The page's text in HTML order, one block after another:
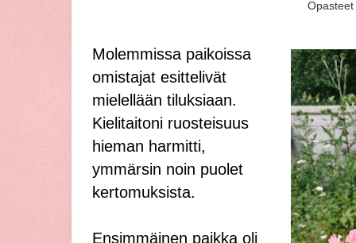
Molemmissa paikoissa
omistajat esittelivät
mielellään tiluksiaan.
Kielitaitoni ruosteisuus
hieman harmitti,
ymmärsin noin puolet
kertomuksista.
Ensimmäinen paikka oli